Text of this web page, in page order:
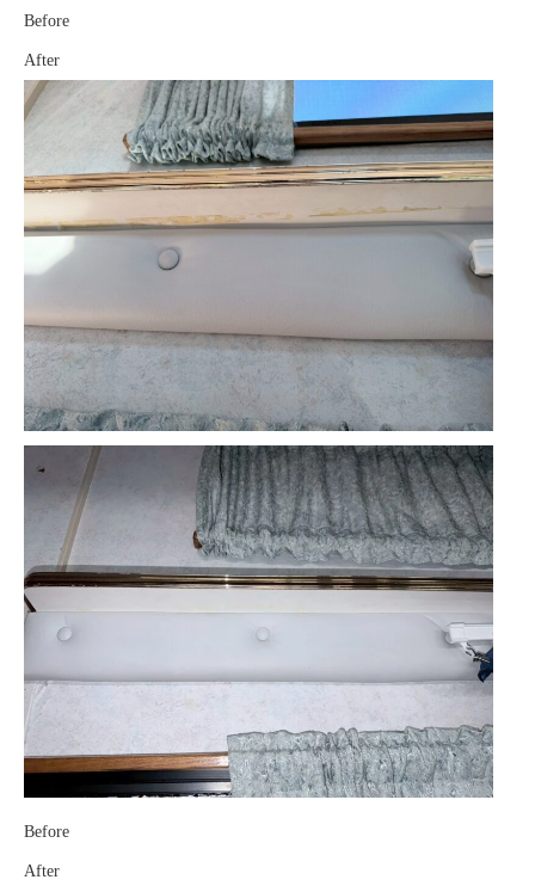
Before
After
Before
After